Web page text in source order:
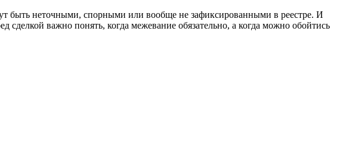
быть неточными, спорными или вообще не зафиксированными в реестре. И
сделкой важно понять, когда межевание обязательно, а когда можно обойтись